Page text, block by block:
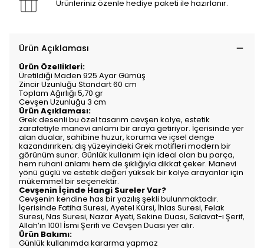
Ürünleriniz özenle hediye paketi ile hazırlanır.
Ürün Açıklaması
Ürün Özellikleri:
Üretildiği Maden 925 Ayar Gümüş
Zincir Uzunluğu Standart 60 cm
Toplam Ağırlığı 5,70 gr
Cevşen Uzunluğu 3 cm
Ürün Açıklaması:
Grek desenli bu özel tasarım cevşen kolye, estetik
zarafetiyle manevi anlamı bir araya getiriyor. İçerisinde yer
alan dualar, sahibine huzur, koruma ve içsel denge
kazandırırken; dış yüzeyindeki Grek motifleri modern bir
görünüm sunar. Günlük kullanım için ideal olan bu parça,
hem ruhani anlamı hem de şıklığıyla dikkat çeker. Manevi
yönü güçlü ve estetik değeri yüksek bir kolye arayanlar için
mükemmel bir seçenektir.
Cevşenin İçinde Hangi Sureler Var?
Cevşenin kendine has bir yazılış şekli bulunmaktadır.
İçerisinde Fatiha Suresi, Ayetel Kürsi, İhlas Suresi, Felak
Suresi, Nas Suresi, Nazar Ayeti, Sekine Duası, Salavat-ı Şerif,
Allah’ın 1001 İsmi Şerifi ve Cevşen Duası yer alır.
Ürün Bakımı:
Günlük kullanımda kararma yapmaz